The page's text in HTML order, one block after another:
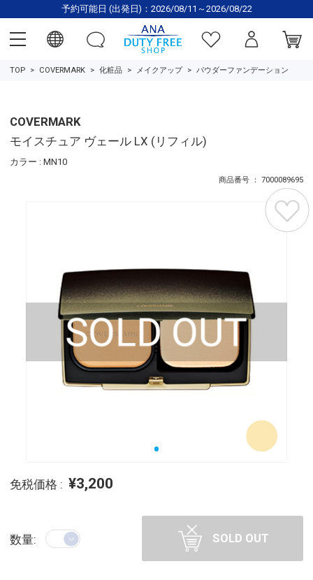
予約可能日 (出発日)：2026/08/11～2026/08/22
TOP COVERMARK 化粧品 メイクアップ パウダーファンデーション
COVERMARK
モイスチュア ヴェール LX (リフィル)
カラー : MN10
商品番号 ： 7000089695
免税価格 : ¥3,200
数量: SOLD OUT